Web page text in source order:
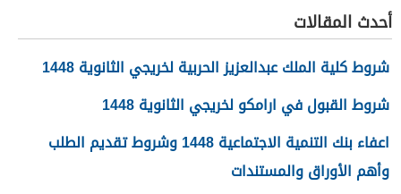
أحدث المقالات
شروط كلية الملك عبدالعزيز الحربية لخريجي الثانوية 1448
شروط القبول في ارامكو لخريجي الثانوية 1448
اعفاء بنك التنمية الاجتماعية 1448 وشروط تقديم الطلب
وأهم الأوراق والمستندات